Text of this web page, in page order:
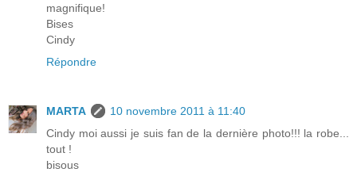
magnifique!
Bises
Cindy
Répondre
MARTA
10 novembre 2011 à 11:40
Cindy moi aussi je suis fan de la dernière photo!!! la robe...
tout !
bisous